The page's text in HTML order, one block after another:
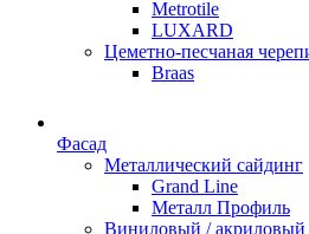
Metrotile
LUXARD
Цеметно-песчаная
Braas
Фасад
Металлический сайдинг
Grand Line
Металл Профиль
Виниловый / акриловый